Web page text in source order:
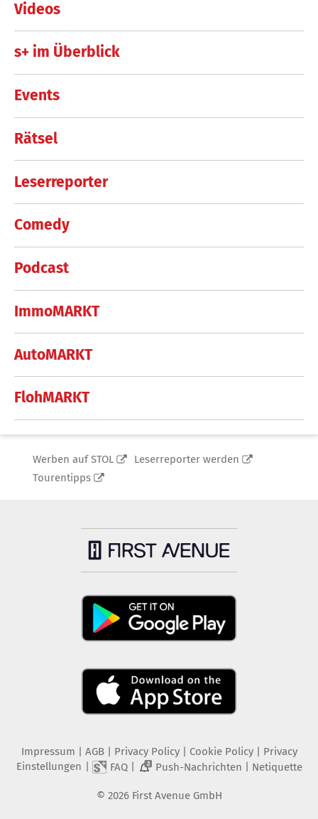
Videos
s+ im Überblick
Events
Rätsel
Leserreporter
Comedy
Podcast
ImmoMARKT
AutoMARKT
FlohMARKT
Werben auf STOL
Leserreporter werden
Tourentipps
Impressum | AGB | Privacy Policy| Cookie Policy| Privacy
Einstellungen | FAQ| 2 Push-Nachrichten | Netiquette
© 2026 First Avenue GmbH